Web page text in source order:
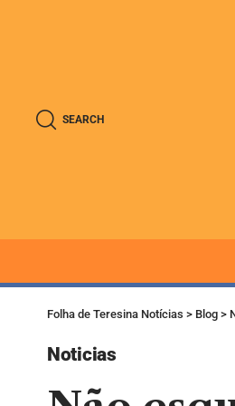
SEARCH
Folha de Teresina Notícias > Blog >
Noticias